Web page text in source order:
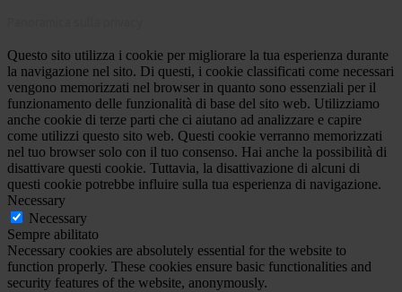
Questo sito utilizza i cookie per migliorare la tua esperienza durante
la navigazione nel sito. Di questi, i cookie classificati come necessari
vengono memorizzati nel browser in quanto sono essenziali per il
funzionamento delle funzionalità di base del sito web. Utilizziamo
anche cookie di terze parti che ci aiutano ad analizzare e capire
come utilizzi questo sito web. Questi cookie verranno memorizzati
nel tuo browser solo con il tuo consenso. Hai anche la possibilità di
disattivare questi cookie. Tuttavia, la disattivazione di alcuni di
questi cookie potrebbe influire sulla tua esperienza di navigazione.
Necessary
Necessary
Sempre abilitato
Necessary cookies are absolutely essential for the website to
function properly. These cookies ensure basic functionalities and
security features of the website, anonymously.